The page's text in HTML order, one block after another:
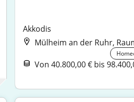
Akkodis
Mülheim an der Ruhr,
Von 40.800,00 € bis